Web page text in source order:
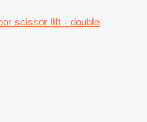
scissor lift - double